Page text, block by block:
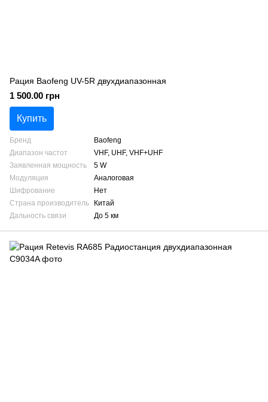
Рация Baofeng UV-5R двухдиапазонная
1 500.00 грн
Купить
Бренд
Baofeng
Диапазон частот
VHF, UHF, VHF+UHF
Заявленная мощность
5 W
Модуляция
Аналоговая
Шифрование
Нет
Страна производитель
Китай
Дальность связи
До 5 км